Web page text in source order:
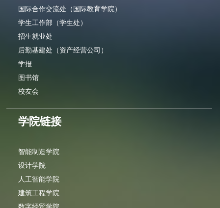
国际合作交流处（国际教育学院）
学生工作部（学生处）
招生就业处
后勤基建处（资产经营公司）
学报
图书馆
校友会
学院链接
智能制造学院
设计学院
人工智能学院
建筑工程学院